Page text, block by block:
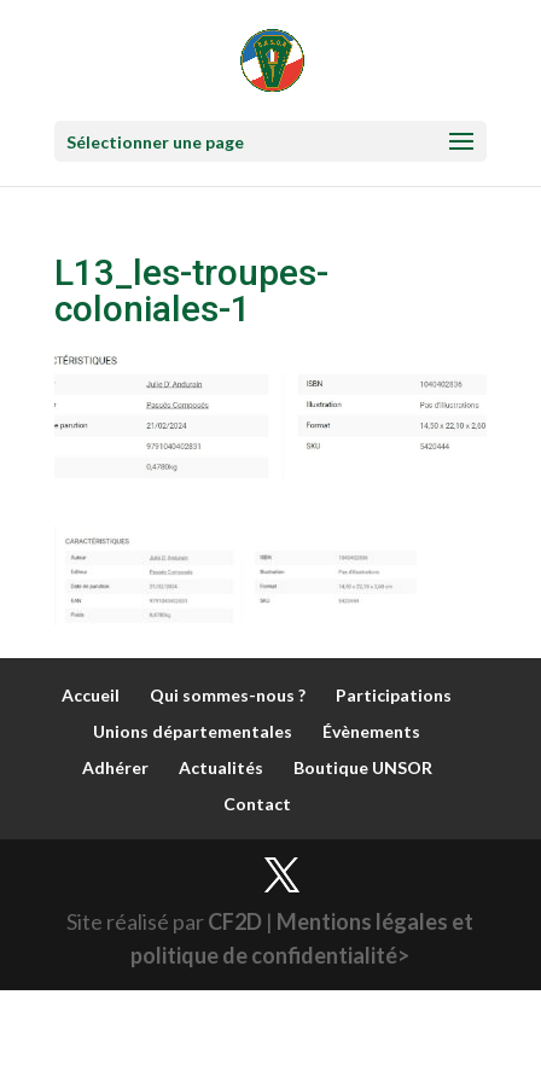
Sélectionner une page
L13_les-troupes-
coloniales-1
Accueil Qui sommes-nous ?
Participations
Unions départementales
Évènements
Adhérer
Actualités
Boutique UNSOR
Contact
Site réalisé parCF2D | Mentions légales et
politique de confidentialité>